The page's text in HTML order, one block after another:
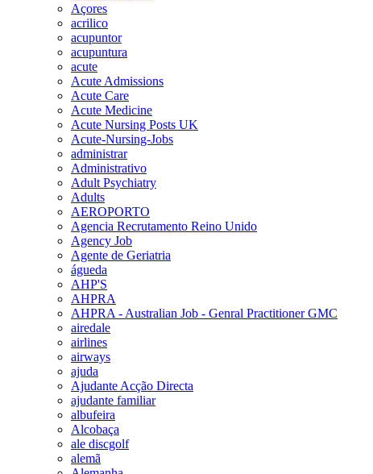
Açores
acrilico
acupuntor
acupuntura
acute
Acute Admissions
Acute Care
Acute Medicine
Acute Nursing Posts UK
Acute-Nursing-Jobs
administrar
Administrativo
Adult Psychiatry
Adults
AEROPORTO
Agencia Recrutamento Reino Unido
Agency Job
Agente de Geriatria
águeda
AHP'S
AHPRA
AHPRA - Australian Job - Genral Practitioner GMC
airedale
airlines
airways
ajuda
Ajudante Acção Directa
ajudante familiar
albufeira
Alcobaça
ale discgolf
alemã